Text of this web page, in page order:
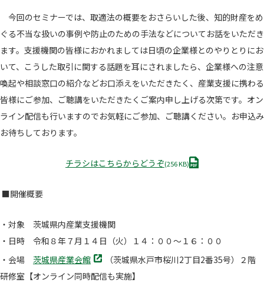
今回のセミナーでは、取適法の概要をおさらいした後、知的財産をめ
ぐる不当な扱いの事例や防止のための手法などについてお話をいただき
ます。支援機関の皆様におかれましては日頃の企業様とのやりとりにお
いて、こうした取引に関する話題を耳にされましたら、企業様への注意
喚起や相談窓口の紹介などお口添えをいただきたく、産業支援に携わる
皆様にご参加、ご聴講をいただきたくご案内申し上げる次第です。オン
ライン配信も行いますのでお気軽にご参加、ご聴講ください。お申込み
お待ちしております。
チラシはこちらからどうぞ(256 KB)P
■開催概要
・対象 茨城県内産業支援機関
・日時 令和８年７月１４日（火）１４：００～１６：００
・会場 茨城県産業会館別
ブ
（茨城県水戸市桜川2丁目2番35号）２階
研修室【オンライン同時配信も実施】